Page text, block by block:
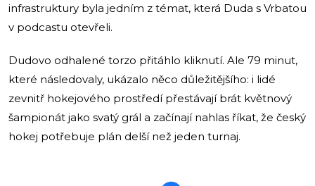
infrastruktury byla jedním z témat, která Duda s Vrbatou
v podcastu otevřeli.
Dudovo odhalené torzo přitáhlo kliknutí. Ale 79 minut,
které následovaly, ukázalo něco důležitějšího: i lidé
zevnitř hokejového prostředí přestávají brát květnový
šampionát jako svatý grál a začínají nahlas říkat, že český
hokej potřebuje plán delší než jeden turnaj.